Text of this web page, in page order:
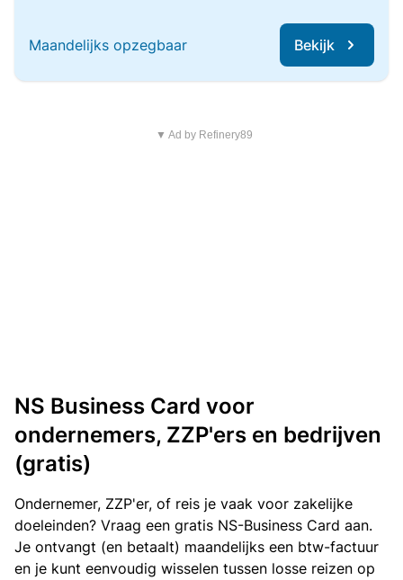
Maandelijks opzegbaar Bekijk
▼ Ad by Refinery89
NS Business Card voor
ondernemers, ZZP'ers en bedrijven
(gratis)
Ondernemer, ZZP'er, of reis je vaak voor zakelijke
doeleinden? Vraag een gratis NS-Business Card aan.
Je ontvangt (en betaalt) maandelijks een btw-factuur
en je kunt eenvoudig wisselen tussen losse reizen op